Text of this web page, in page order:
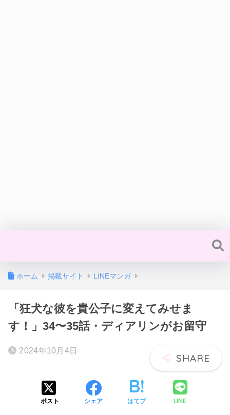
ホーム 掲載サイト LINEマンガ
「狂犬な彼を貴公子に変えてみせま
す！」34〜35話・ディアリンがお留守
2024年10月4日
ポスト シェア はてブ LINE